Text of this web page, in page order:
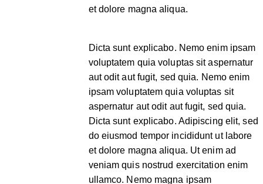
et dolore magna aliqua.
Dicta sunt explicabo. Nemo enim ipsam
voluptatem quia voluptas sit aspernatur
aut odit aut fugit, sed quia. Nemo enim
ipsam voluptatem quia voluptas sit
aspernatur aut odit aut fugit, sed quia.
Dicta sunt explicabo. Adipiscing elit, sed
do eiusmod tempor incididunt ut labore
et dolore magna aliqua. Ut enim ad
veniam quis nostrud exercitation enim
ullamco. Nemo magna ipsam